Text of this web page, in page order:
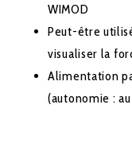
WIMOD
Peut-être
visualiser la
Alimentation
(autonomie :